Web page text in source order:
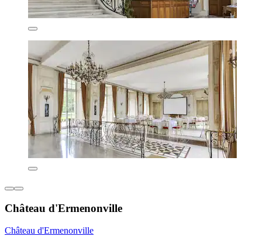
Château d'Ermenonville
Château d'Ermenonville